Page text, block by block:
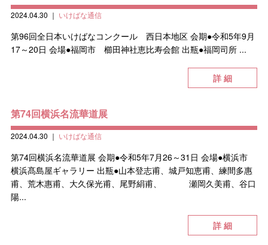
2024.04.30 ｜ いけばな通信
第96回全日本いけばなコンクール 西日本地区 会期●令和5年9月
17～20日 会場●福岡市 櫛田神社恵比寿会館 出瓶●福岡司所 ...
詳 細
第74回横浜名流華道展
2024.04.30 ｜ いけばな通信
第74回横浜名流華道展 会期●令和5年7月26～31日 会場●横浜市
横浜髙島屋ギャラリー 出瓶●山本登志甫、城戸知恵甫、練間多惠
甫、荒木惠甫、大久保光甫、尾野絹甫、 瀬岡久美甫、谷口
陽...
詳 細